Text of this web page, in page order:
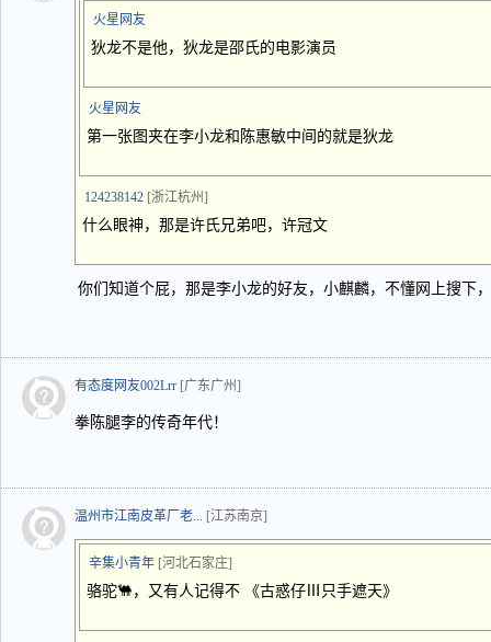
火星网友
狄龙不是他，狄龙是邵氏的电影演员
火星网友
第一张图夹在李小龙和陈惠敏中间的就是狄龙
124238142 [浙江杭州]
什么眼神，那是许氏兄弟吧，许冠文
你们知道个屁，那是李小龙的好友，小麒麟，不懂网上搜下
有态度网友002Lrr [广东广州]
拳陈腿李的传奇年代！
温州市江南皮革厂老... [江苏南京]
辛集小青年 [河北石家庄]
骆驼🐫，又有人记得不 《古惑仔Ⅲ只手遮天》